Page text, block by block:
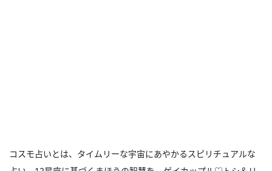
コスモ占いとは、タイムリーな宇宙にあやかるスピリチュアルな